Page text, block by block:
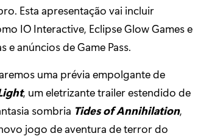
Esta apresentação vai incluir
IO Interactive, Eclipse Glow Games e
e anúncios de Game Pass.
uma prévia empolgante de
, um eletrizante trailer estendido de
sombria Tides of Annihilation,
jogo de aventura de terror do